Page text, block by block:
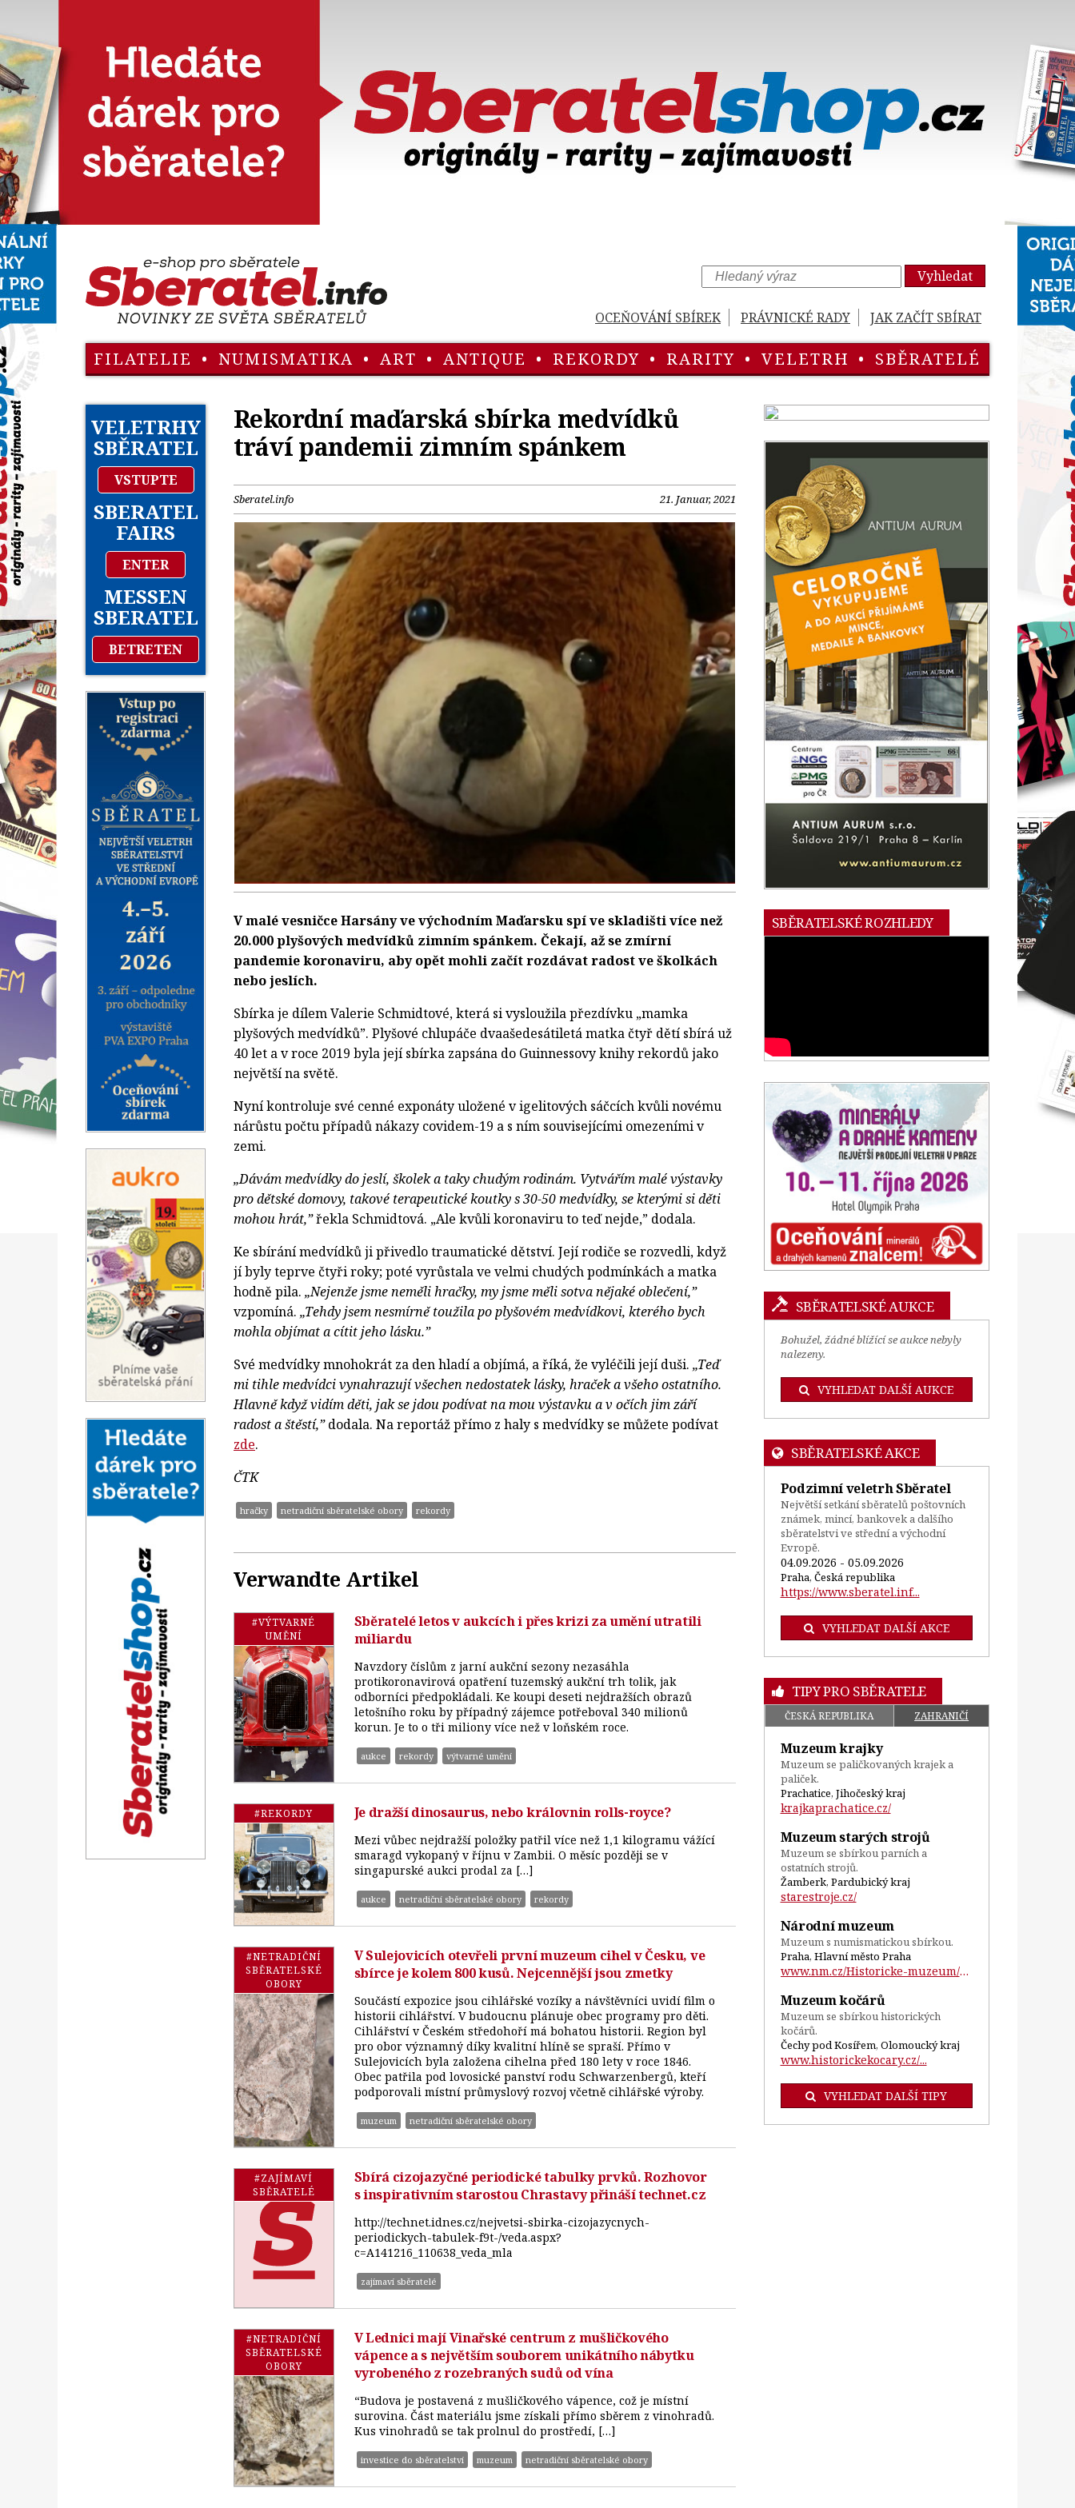
Vyhledat
OCEŇOVÁNÍ SBÍREK PRÁVNICKÉ RADY JAK ZAČÍT SBÍRAT
FILATELIE • NUMISMATIKA • ART • ANTIQUE • REKORDY • RARITY • VELETRH • SBĚRATELÉ
VELETRHY
SBĚRATEL
VSTUPTE
SBERATEL
FAIRS
ENTER
MESSEN
SBERATEL
BETRETEN
Rekordní maďarská sbírka medvídků
tráví pandemii zimním spánkem
Sberatel.info 21. Januar, 2021
V malé vesničce Harsány ve východním Maďarsku spí ve skladišti více než
20.000 plyšových medvídků zimním spánkem. Čekají, až se zmírní
pandemie koronaviru, aby opět mohli začít rozdávat radost ve školkách
nebo jeslích.
Sbírka je dílem Valerie Schmidtové, která si vysloužila přezdívku „mamka
plyšových medvídků”. Plyšové chlupáče dvaašedesátiletá matka čtyř dětí sbírá už
40 let a v roce 2019 byla její sbírka zapsána do Guinnessovy knihy rekordů jako
největší na světě.
Nyní kontroluje své cenné exponáty uložené v igelitových sáčcích kvůli novému
nárůstu počtu případů nákazy covidem-19 a s ním souvisejícími omezeními v
zemi.
„Dávám medvídky do jeslí, školek a taky chudým rodinám. Vytvářím malé výstavky
pro dětské domovy, takové terapeutické koutky s 30-50 medvídky, se kterými si děti
mohou hrát,”řekla Schmidtová. „Ale kvůli koronaviru to teď nejde,” dodala.
Ke sbírání medvídků ji přivedlo traumatické dětství. Její rodiče se rozvedli, když
jí byly teprve čtyři roky; poté vyrůstala ve velmi chudých podmínkách a matka
hodně pila. „Nejenže jsme neměli hračky, my jsme měli sotva nějaké oblečení,”
vzpomíná. „Tehdy jsem nesmírně toužila po plyšovém medvídkovi, kterého bych
mohla objímat a cítit jeho lásku.”
Své medvídky mnohokrát za den hladí a objímá, a říká, že vyléčili její duši. „Teď
mi tihle medvídci vynahrazují všechen nedostatek lásky, hraček a všeho ostatního.
Hlavně když vidím děti, jak se jdou podívat na mou výstavku a v očích jim září
radost a štěstí,”dodala. Na reportáž přímo z haly s medvídky se můžete podívat
zde.
ČTK
hračky netradiční sběratelské obory rekordy
Verwandte Artikel
#VÝTVARNÉ
UMĚNÍ
Sběratelé letos v aukcích i přes krizi za umění utratili
miliardu
Navzdory číslům z jarní aukční sezony nezasáhla
protikoronavirová opatření tuzemský aukční trh tolik, jak
odborníci předpokládali. Ke koupi deseti nejdražších obrazů
letošního roku by případný zájemce potřeboval 340 milionů
korun. Je to o tři miliony více než v loňském roce.
aukce rekordy výtvarné umění
#REKORDY Je dražší dinosaurus, nebo královnin rolls-royce?
Mezi vůbec nejdražší položky patřil více než 1,1 kilogramu vážící
smaragd vykopaný v říjnu v Zambii. O měsíc později se v
singapurské aukci prodal za […]
aukce netradiční sběratelské obory rekordy
#NETRADIČNÍ
SBĚRATELSKÉ
OBORY
V Sulejovicích otevřeli první muzeum cihel v Česku, ve
sbírce je kolem 800 kusů. Nejcennější jsou zmetky
Součástí expozice jsou cihlářské vozíky a návštěvníci uvidí film o
historii cihlářství. V budoucnu plánuje obec programy pro děti.
Cihlářství v Českém středohoří má bohatou historii. Region byl
pro obor významný díky kvalitní hlíně se spraší. Přímo v
Sulejovicích byla založena cihelna před 180 lety v roce 1846.
Obec patřila pod lovosické panství rodu Schwarzenbergů, kteří
podporovali místní průmyslový rozvoj včetně cihlářské výroby.
muzeum netradiční sběratelské obory
#ZAJÍMAVÍ
SBĚRATELÉ
Sbírá cizojazyčné periodické tabulky prvků. Rozhovor
s inspirativním starostou Chrastavy přináší technet.cz
http://technet.idnes.cz/nejvetsi-sbirka-cizojazycnych-
periodickych-tabulek-f9t-/veda.aspx?
c=A141216_110638_veda_mla
zajímaví sběratelé
#NETRADIČNÍ
SBĚRATELSKÉ
OBORY
V Lednici mají Vinařské centrum z mušličkového
vápence a s největším souborem unikátního nábytku
vyrobeného z rozebraných sudů od vína
“Budova je postavená z mušličkového vápence, což je místní
surovina. Část materiálu jsme získali přímo sběrem z vinohradů.
Kus vinohradů se tak prolnul do prostředí, […]
investice do sběratelství muzeum netradiční sběratelské obory
SBĚRATELSKÉ ROZHLEDY
SBĚRATELSKÉ AUKCE
Bohužel, žádné blížící se aukce nebyly
nalezeny.
VYHLEDAT DALŠÍ AUKCE
SBĚRATELSKÉ AKCE
Podzimní veletrh Sběratel
Největší setkání sběratelů poštovních
známek, mincí, bankovek a dalšího
sběratelstvi ve střední a východní
Evropě.
04.09.2026 - 05.09.2026
Praha, Česká republika
https://www.sberatel.inf...
VYHLEDAT DALŠÍ AKCE
TIPY PRO SBĚRATELE
ČESKÁ REPUBLIKA ZAHRANIČÍ
Muzeum krajky
Muzeum se paličkovaných krajek a
paliček.
Prachatice, Jihočeský kraj
krajkaprachatice.cz/
Muzeum starých strojů
Muzeum se sbírkou parních a
ostatních strojů.
Žamberk, Pardubický kraj
starestroje.cz/
Národní muzeum
Muzeum s numismatickou sbírkou.
Praha, Hlavní město Praha
www.nm.cz/Historicke-muzeum/Oddeleni-HM/...
Muzeum kočárů
Muzeum se sbírkou historických
kočárů.
Čechy pod Kosířem, Olomoucký kraj
www.historickekocary.cz/...
VYHLEDAT DALŠÍ TIPY